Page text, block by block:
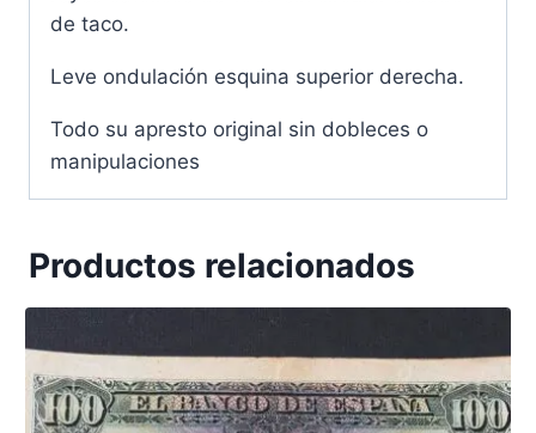
de taco.
Leve ondulación esquina superior derecha.
Todo su apresto original sin dobleces o
manipulaciones
Productos relacionados